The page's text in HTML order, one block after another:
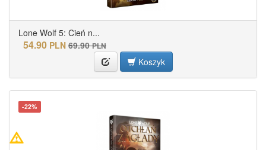
Lone Wolf 5: Cień n...
54.90 PLN 69.90 PLN
Koszyk
-22%